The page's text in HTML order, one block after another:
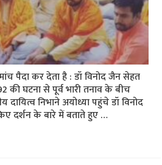
पैदा कर देता है : डॉ विनोद जैन सेहत
की घटना से पूर्व भारी तनाव के बीच
दायित्व निभाने अयोध्या पहुंचे डॉ विनोद
दर्शन के बारे में बताते हुए …